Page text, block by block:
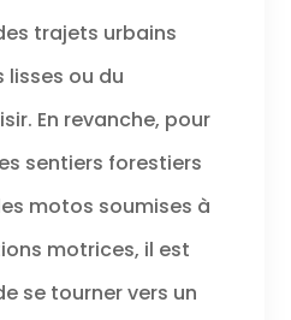
trajets urbains
lisses ou du
En revanche, pour
sentiers forestiers
motos soumises à
motrices, il est
se tourner vers un